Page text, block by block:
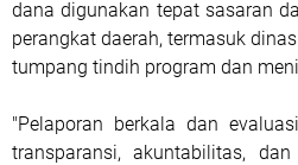
dana digunakan tepat sasaran
perangkat daerah, termasuk
tumpang tindih program dan
"Pelaporan berkala dan
transparansi, akuntabilitas,